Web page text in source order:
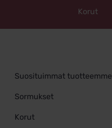
Korut
Suosituimmat tuotteemme
Sormukset
Korut